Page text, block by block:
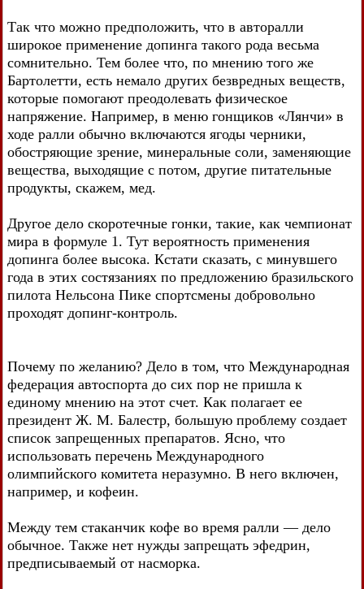
Так что можно предположить, что в авторалли
широкое применение допинга такого рода весьма
сомнительно. Тем более что, по мнению того же
Бартолетти, есть немало других безвредных веществ,
которые помогают преодолевать физическое
напряжение. Например, в меню гонщиков «Лянчи» в
ходе ралли обычно включаются ягоды черники,
обостряющие зрение, минеральные соли, заменяющие
вещества, выходящие с потом, другие питательные
продукты, скажем, мед.
Другое дело скоротечные гонки, такие, как чемпионат
мира в формуле 1. Тут вероятность применения
допинга более высока. Кстати сказать, с минувшего
года в этих состязаниях по предложению бразильского
пилота Нельсона Пике спортсмены добровольно
проходят допинг-контроль.
Почему по желанию? Дело в том, что Международная
федерация автоспорта до сих пор не пришла к
единому мнению на этот счет. Как полагает ее
президент Ж. М. Балестр, большую проблему создает
список запрещенных препаратов. Ясно, что
использовать перечень Международного
олимпийского комитета неразумно. В него включен,
например, и кофеин.
Между тем стаканчик кофе во время ралли — дело
обычное. Также нет нужды запрещать эфедрин,
предписываемый от насморка.